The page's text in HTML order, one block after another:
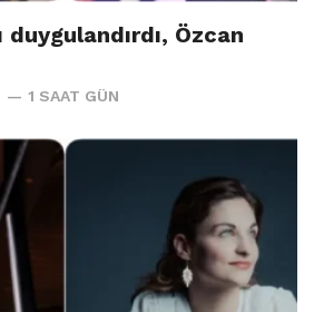
duygulandırdı, Özcan
1 SAAT GÜN